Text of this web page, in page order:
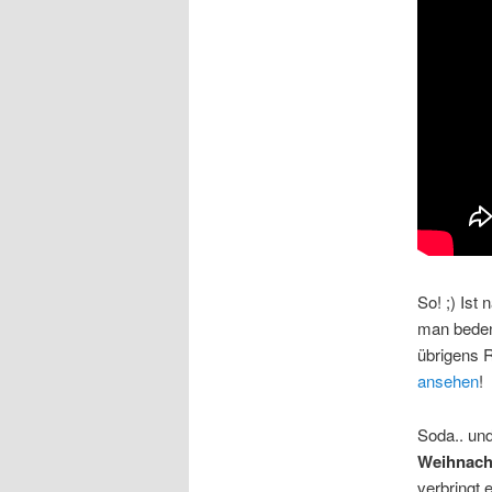
So! ;) Ist
man
übrigens
ansehen!
Soda..
verbringt